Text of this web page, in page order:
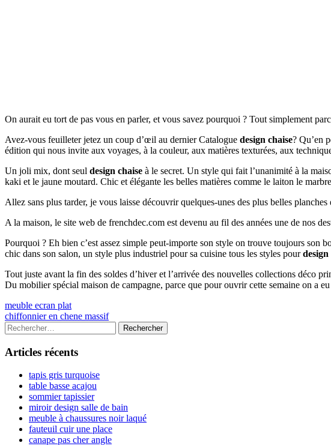
On aurait eu tort de pas vous en parler, et vous savez pourquoi ? Tout simplement
Avez-vous feuilleter jetez un coup d’œil au dernier Catalogue design chaise? Qu’en
édition qui nous invite aux voyages, à la couleur, aux matières texturées, aux
Un joli mix, dont seul design chaise à le secret. Un style qui fait l’unanimité à la
kaki et le jaune moutard. Chic et élégante les belles matières comme le laiton le
Allez sans plus tarder, je vous laisse découvrir quelques-unes des plus belles
A la maison, le site web de frenchdec.com est devenu au fil des années une de nos
Pourquoi ? Eh bien c’est assez simple peut-importe son style on trouve toujours son
chic dans son salon, un style plus industriel pour sa cuisine tous les styles pourdesign
Tout juste avant la fin des soldes d’hiver et l’arrivée des nouvelles collections déco
Du mobilier spécial maison de campagne, parce que pour ouvrir cette semaine on a
Navigation
de
l’article
Previous
article:
meuble ecran plat
Next
article:
chiffonnier en chene massif
Colonne
latérale
principale
Rechercher :
Articles récents
tapis gris turquoise
table basse acajou
sommier tapissier
miroir design salle de bain
meuble à chaussures noir laqué
fauteuil cuir une place
canape pas cher angle